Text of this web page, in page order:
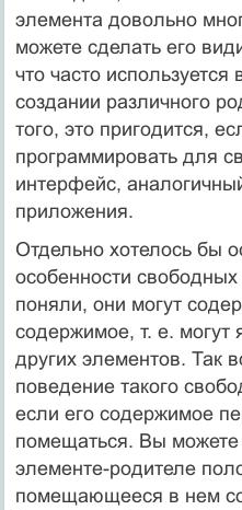
элемента довольно
можете сделать его
что часто
создании различного
того, это пригодится,
программировать для
интерфейс,
приложения.
Отдельно хотелось бы
особенности
поняли, они могут
содержимое, т. е. могут
других элементов. Так
поведение такого
если его содержимое
помещаться. Вы можете
элементе-родителе
помещающееся в нем